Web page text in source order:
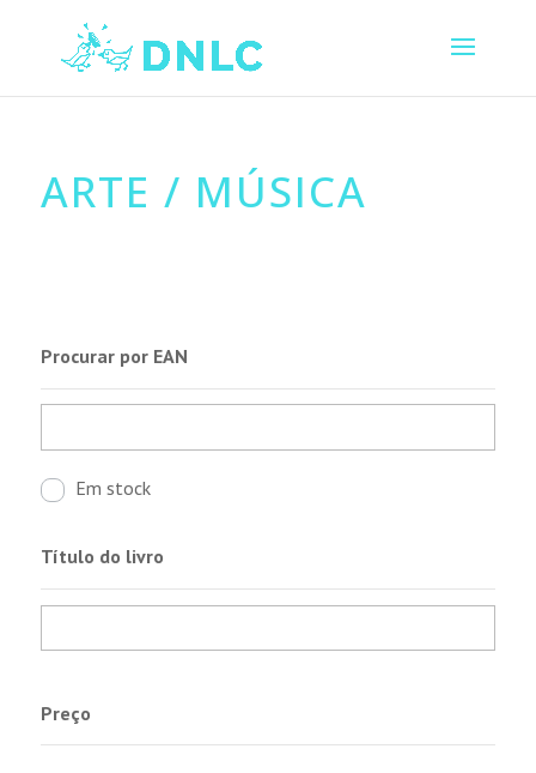
ARTE / MÚSICA
Procurar por EAN
Em stock
Título do livro
Preço